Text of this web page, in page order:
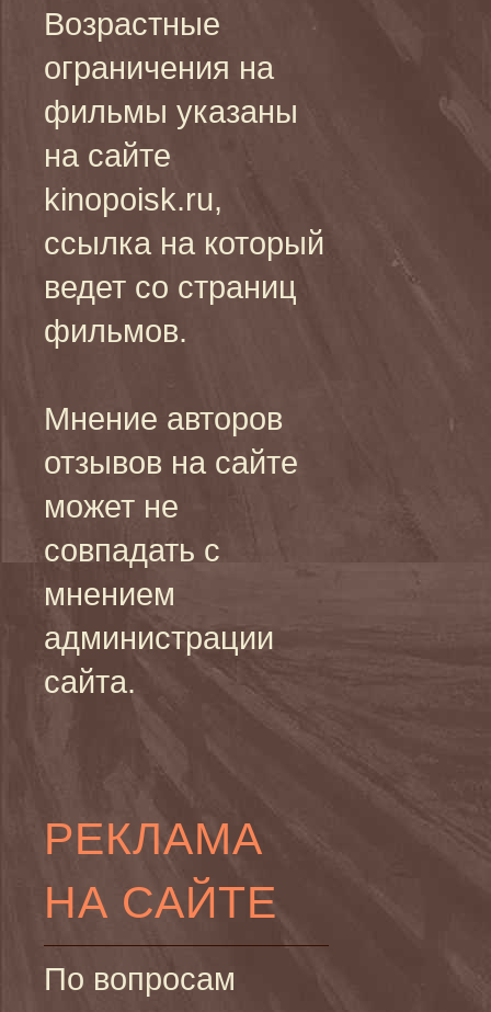
Возрастные
ограничения на
фильмы указаны
на сайте
kinopoisk.ru,
ссылка на который
ведет со страниц
фильмов.
Мнение авторов
отзывов на сайте
может не
совпадать с
мнением
администрации
сайта.
РЕКЛАМА
НА САЙТЕ
По вопросам